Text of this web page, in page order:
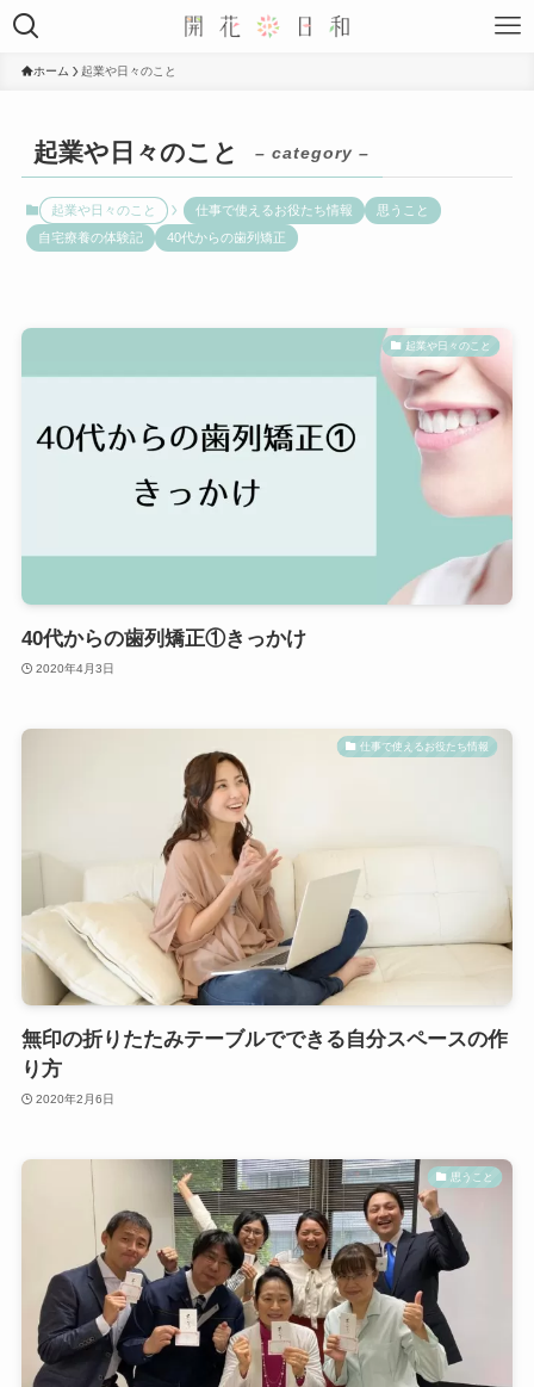
ホーム 起業や日々のこと
起業や日々のこと – category –
起業や日々のこと 仕事で使えるお役たち情報
思うこと
自宅療養の体験記
40代からの歯列矯正
起業や日々のこと
40代からの歯列矯正①きっかけ
2020年4月3日
仕事で使えるお役たち情報
無印の折りたたみテーブルでできる自分スペースの作
り方
2020年2月6日
思うこと